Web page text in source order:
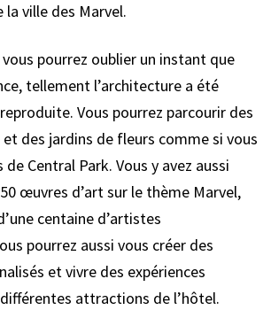
ville des Marvel.
pourrez oublier un instant que
tellement l’architecture a été
Vous pourrez parcourir des
des jardins de fleurs comme si vous
Central Park. Vous y avez aussi
œuvres d’art sur le thème Marvel,
centaine d’artistes
pourrez aussi vous créer des
et vivre des expériences
attractions de l’hôtel.